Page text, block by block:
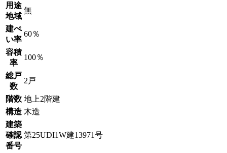
用途
地域
無
建ぺ
い率
60％
容積
率
100％
総戸
数
2戸
階数 地上2階建
構造 木造
建築
確認
番号
第25UDI1W建13971号